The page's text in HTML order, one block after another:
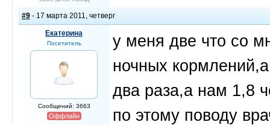
#9 - 17 марта 2011, четверг
Екатерина
Посетитель
Сообщений: 3663
Оффлайн
у меня две что со
ночных
два раза,а нам 1,8
по этому поводу